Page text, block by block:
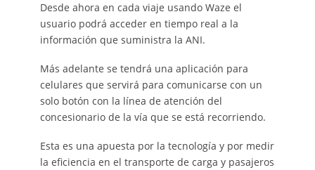
Desde ahora en cada viaje usando Waze el
usuario podrá acceder en tiempo real a la
información que suministra la ANI.
Más adelante se tendrá una aplicación para
celulares que servirá para comunicarse con un
solo botón con la línea de atención del
concesionario de la vía que se está recorriendo.
Esta es una apuesta por la tecnología y por medir
la eficiencia en el transporte de carga y pasajeros